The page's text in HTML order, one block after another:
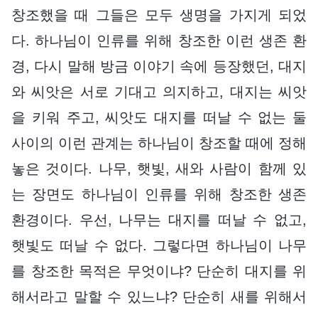
창조했을 때 그들은 모두 생명을 가지게 되었
다. 하나님이 인류를 위해 창조한 이런 생존 환
경, 다시 말해 방금 이야기 속에 등장했던, 대지
와 씨앗은 서로 기대고 의지하고, 대지는 씨앗
을 키워 주고, 씨앗도 대지를 떠날 수 없는 둘
사이의 이런 관계는 하나님이 창조할 때에 정해
놓은 것이다. 나무, 햇빛, 새와 사람이 함께 있
는 장면도 하나님이 인류를 위해 창조한 생존
환경이다. 우선, 나무는 대지를 떠날 수 없고,
햇빛도 떠날 수 없다. 그렇다면 하나님이 나무
를 창조한 목적은 무엇이냐? 단순히 대지를 위
해서라고 말할 수 있느냐? 단순히 새를 위해서